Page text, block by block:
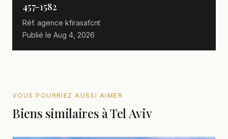
457-1582
Réf. agence kfirasafcnt
Publié le Aug 4, 2026
VOUS POURRIEZ AUSSI AIMER
Biens similaires à Tel Aviv